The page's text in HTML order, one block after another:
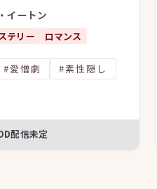
イートン
テリー ロマンス
#愛憎劇
#素性隠し
配信未定